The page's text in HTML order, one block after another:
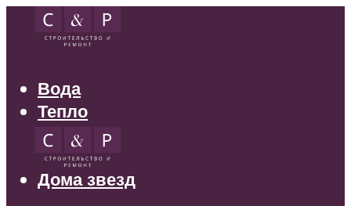
Вода
Тепло
Электрика
Свет
Дома звезд